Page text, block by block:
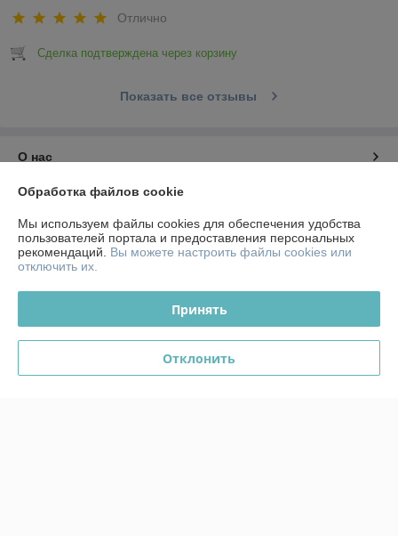
Отлично
Сделка подтверждена через корзину
Показать все отзывы
О нас
Контакты
Доставка и оплата
Полная версия сайта
Политика обработки cookies
Обработка файлов cookie
Мы используем файлы cookies для обеспечения удобства
пользователей портала и предоставления персональных
рекомендаций. Вы можете настроить файлы cookies или
отключить их.
Принять
Отклонить